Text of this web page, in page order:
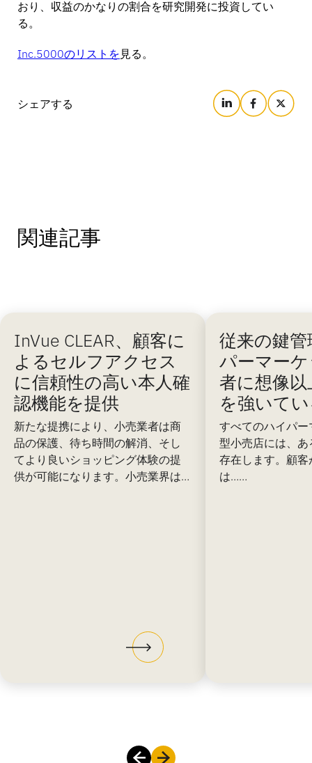
什器メーカー
おり、収益のかなりの割合を研究開発に投資してい
る。
Inc.5000のリストを 見る。
シェアする
関連記事
InVue CLEAR、顧客に
よるセルフアクセス
に信頼性の高い本人確
認機能を提供
新たな提携により、小売業者は商
品の保護、待ち時間の解消、そし
てより良いショッピング体験の提
供が可能になります。小売業界は…
従来の鍵
パーマー
者に想像
を強いて
すべてのハイパ
型小売店には、
存在します。顧
は……